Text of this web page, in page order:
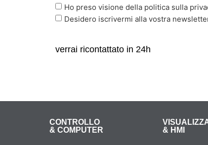
Ho preso visione della politica sulla
Desidero iscrivermi alla vostra
verrai ricontattato in 24h
CONTROLLO
& COMPUTER
& HMI